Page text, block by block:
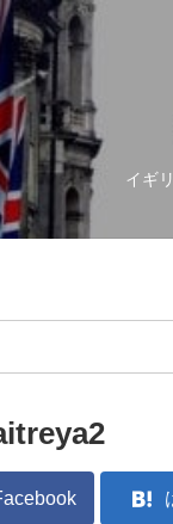
イギ